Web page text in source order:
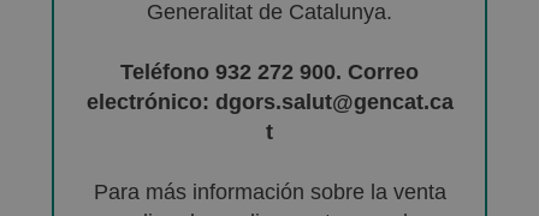
Generalitat de Catalunya.
Teléfono 932 272 900. Correo
electrónico: dgors.salut@gencat.ca
t
Para más información sobre la venta